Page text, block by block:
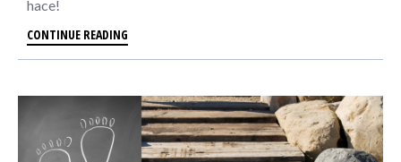
hace!
CONTINUE READING